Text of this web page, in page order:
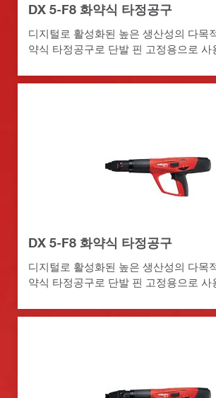
DX 5-F8 화약식 타정공구
디지털로 활성화된 높은 생산성의 다목
약식 타정공구로 단발 핀 고정용으로 사
DX 5-F8 화약식 타정공구
디지털로 활성화된 높은 생산성의 다목
약식 타정공구로 단발 핀 고정용으로 사